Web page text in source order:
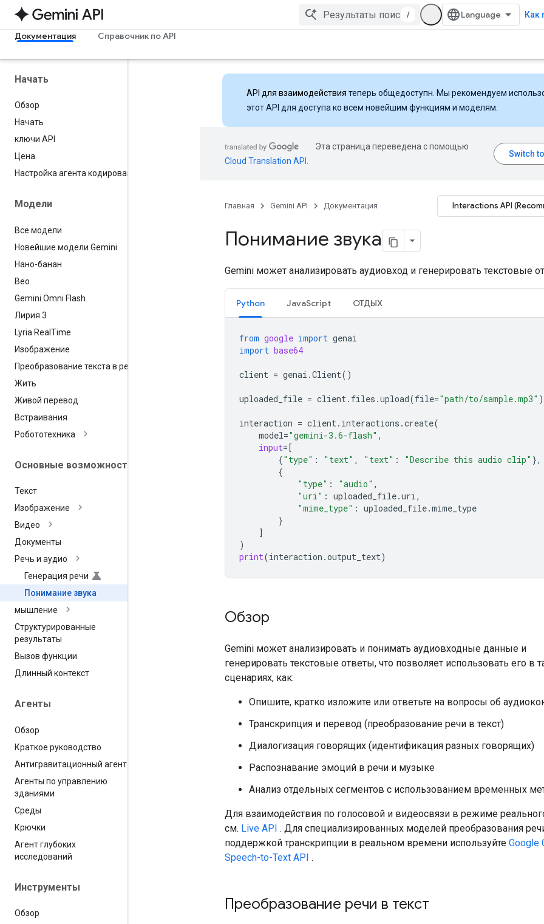
/ Как
Документация Справочник по API
Начать
Обзор
Начать
ключи API
Цена
Настройка агента кодирования
Модели
Все модели
Новейшие модели Gemini
Нано-банан
Вео
Gemini Omni Flash
Лирия 3
Lyria Real Time
Изображение
Преобразование текста в речь
Жить
Живой перевод
Встраивания
Робототехника
Основные возможности
Текст
Изображение
Видео
Документы
Речь и аудио
Генерация речи
Понимание звука
мышление
Структурированные
результаты
Вызов функции
Длинный контекст
Агенты
Обзор
Краткое руководство
Антигравитационный агент
Агенты по управлению
зданиями
Среды
Крючки
Агент глубоких
исследований
Инструменты
Обзор
API для взаимодействия теперь общедоступн. Мы рекомендуем
этот API для доступа ко всем новейшим функциям и моделям.
Эта страница переведена с помощью
Cloud Translation API
Главная Gemini API Документация Interactions API
Понимание звука
Gemini может анализировать аудиовход и генерировать текстовые
Python JavaScript ОТДЫХ
from google import genai
import base64
client = genai .Client()
uploaded_file = client. files .upload(file="path/to/sample.mp3" )
interaction = client. interactions .create(
model="gemini-3.6-flash" ,
input=[
{"type" : "text" , "text" : "Describe this audio clip" },
{
"type" : "audio" ,
"uri" : uploaded_file.uri,
"mime_type" : uploaded_file.mime_type
}
]
)
print(interaction .output_text)
Обзор
Gemini может анализировать и понимать аудиовходные данные и
генерировать текстовые ответы, что позволяет использовать его в
сценариях, как:
Опишите, кратко изложите или ответьте на вопросы об
Транскрипция и перевод (преобразование речи в текст)
Диалогизация говорящих (идентификация разных говорящих)
Распознавание эмоций в речи и музыке
Анализ отдельных сегментов с использованием временных
Для взаимодействия по голосовой и видеосвязи в режиме
см. Live API . Для специализированных моделей преобразования
поддержкой транскрипции в реальном времени используйте Google
Speech-to-Text API .
Преобразование речи в текст